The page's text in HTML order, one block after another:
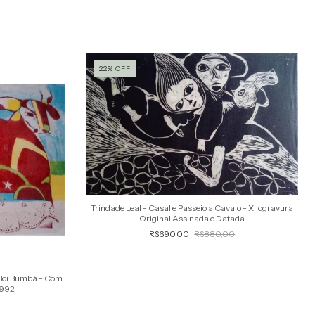
Bumbá - Com
22% OFF
Trindade Leal - Casal e Passeio a Cavalo - Xilogravura
Original Assinada e Datada
R$690,00 R$880,00